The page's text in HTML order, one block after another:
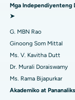
Maghanap ng
Maghanap ng
Pinakamahusay
Pinakamahusay na
Pinakamahusay na
Pinakamahusay
Pinakamahusay na
Ovarian Cystectomy
Operasyong
Brachytherapy
Mga Independiyenteng
➤
G. MBN Rao
Ginoong Som Mittal
Ms. V. Kavitha Dutt
Dr. Murali Doraiswamy
Ms. Rama Bijapurkar
Akademiko at